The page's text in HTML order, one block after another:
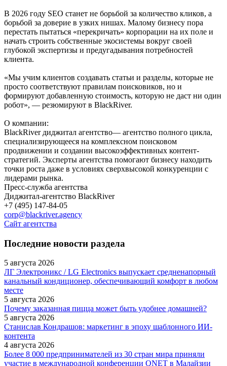
В 2026 году SEO станет не борьбой за количество кликов, а
борьбой за доверие в узких нишах. Малому бизнесу пора
перестать пытаться «перекричать» корпорации на их поле и
начать строить собственные экосистемы вокруг своей
глубокой экспертизы и предугадывания потребностей
клиента.
«Мы учим клиентов создавать статьи и разделы, которые не
просто соответствуют правилам поисковиков, но и
формируют добавленную стоимость, которую не даст ни один
робот», — резюмируют в BlackRiver.
О компании:
BlackRiver диджитал агентство— агентство полного цикла,
специализирующееся на комплексном поисковом
продвижении и создании высокоэффективных контент-
стратегий. Эксперты агентства помогают бизнесу находить
точки роста даже в условиях сверхвысокой конкуренции с
лидерами рынка.
Пресс-служба агентства
Диджитал-агентство BlackRiver
+7 (495) 147-84-05
corp@blackriver.agency
Сайт агентства
Последние новости раздела
5 августа 2026
ЛГ Электроникс / LG Electronics выпускает средненапорный
канальный кондиционер, обеспечивающий комфорт в любом
месте
5 августа 2026
Почему заказанная пицца может быть удобнее домашней?
5 августа 2026
Станислав Кондрашов: маркетинг в эпоху шаблонного ИИ-
контента
4 августа 2026
Более 8 000 предпринимателей из 30 стран мира приняли
участие в международной конференции QNET в Малайзии